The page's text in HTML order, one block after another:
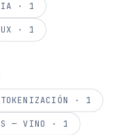
· 1
UX · 1
TOKENIZACIÓN · 1
— VINO · 1